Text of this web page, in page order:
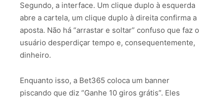
Segundo, a interface. Um clique duplo à esquerda
abre a cartela, um clique duplo à direita confirma a
aposta. Não há “arrastar e soltar” confuso que faz o
usuário desperdiçar tempo e, consequentemente,
dinheiro.
Enquanto isso, a Bet365 coloca um banner
piscando que diz “Ganhe 10 giros grátis”. Eles